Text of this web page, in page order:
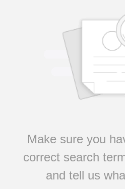
Make sure you
correct search
and tell us